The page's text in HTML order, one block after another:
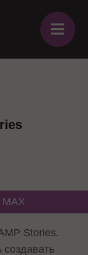
≡
Stories.